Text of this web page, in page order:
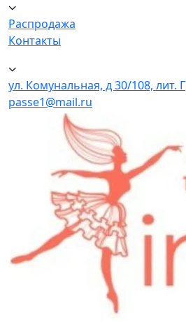
Распродажа
Контакты
ул. Комунальная, д 30/108, лит. Г
passe1@mail.ru